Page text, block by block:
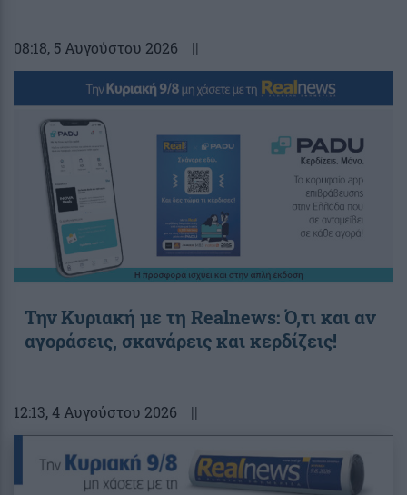
08:18, 5 Αυγούστου 2026 ||
Την Κυριακή με τη Realnews: Ό,τι και αν
αγοράσεις, σκανάρεις και κερδίζεις!
12:13, 4 Αυγούστου 2026 ||